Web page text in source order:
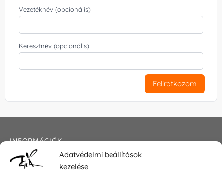
Adatvédelmi beállítások
kezelése
Vezetéknév (opcionális)
Keresztnév (opcionális)
Feliratkozom
INFORMÁCIÓK
Általános szerződési feltételek